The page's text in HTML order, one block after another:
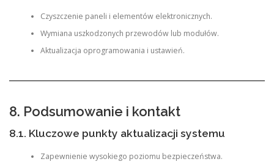
Czyszczenie paneli i elementów elektronicznych.
Wymiana uszkodzonych przewodów lub modułów.
Aktualizacja oprogramowania i ustawień.
8. Podsumowanie i kontakt
8.1. Kluczowe punkty aktualizacji systemu
Zapewnienie wysokiego poziomu bezpieczeństwa.